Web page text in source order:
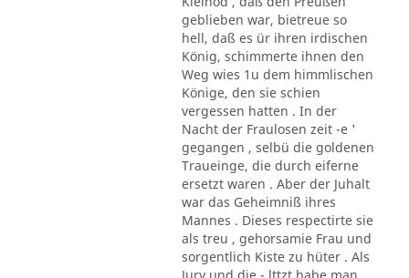
geblieben war, bietreue so
hell, daß es ür ihren irdischen
König, schimmerte ihnen den
Weg wies 1u dem himmlischen
Könige, den sie schien
vergessen hatten . In der
Nacht der Fraulosen zeit -e '
gegangen , selbü die goldenen
Traueinge, die durch eiferne
ersetzt waren . Aber der Juhalt
war das Geheimniß ihres
Mannes . Dieses respectirte sie
als treu , gehorsamie Frau und
sorgentlich Kiste zu hüter . Als